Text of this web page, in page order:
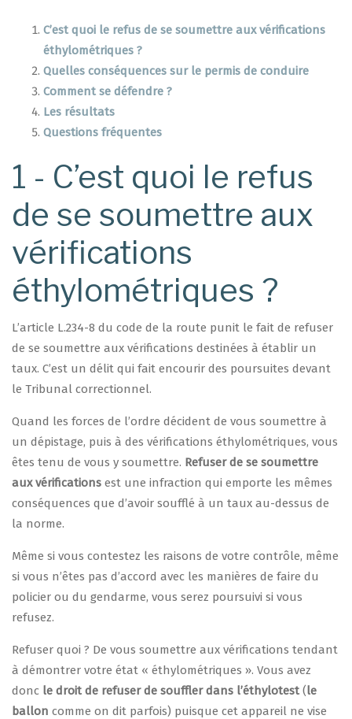
C’est quoi le refus de se soumettre aux vérifications
éthylométriques ?
Quelles conséquences sur le permis de conduire
Comment se défendre ?
Les résultats
Questions fréquentes
1 - C’est quoi le refus
de se soumettre aux
vérifications
éthylométriques ?
L’article L.234-8 du code de la route punit le fait de refuser
de se soumettre aux vérifications destinées à établir un
taux. C’est un délit qui fait encourir des poursuites devant
le Tribunal correctionnel.
Quand les forces de l’ordre décident de vous soumettre à
un dépistage, puis à des vérifications éthylométriques, vous
êtes tenu de vous y soumettre. Refuser de se soumettre
aux vérifications est une infraction qui emporte les mêmes
conséquences que d’avoir soufflé à un taux au-dessus de
la norme.
Même si vous contestez les raisons de votre contrôle, même
si vous n’êtes pas d’accord avec les manières de faire du
policier ou du gendarme, vous serez poursuivi si vous
refusez.
Refuser quoi ? De vous soumettre aux vérifications tendant
à démontrer votre état « éthylométriques ». Vous avez
donc le droit de refuser de souffler dans l’éthylotest (le
ballon comme on dit parfois) puisque cet appareil ne vise